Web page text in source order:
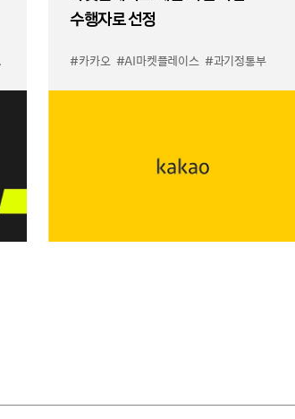
#선물하기 LuX #선물하기 미우미우 입점
수행자로 선정
#카카오 #AI마켓플레이스 #과기정통부